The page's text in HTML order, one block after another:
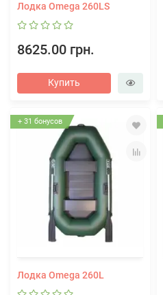
Лодка Omega 260LS
8625.00 грн.
Купить
+ 31 бонусов
Лодка Omega 260L